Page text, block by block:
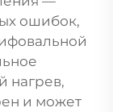
ошибок,
нагрев,
и может